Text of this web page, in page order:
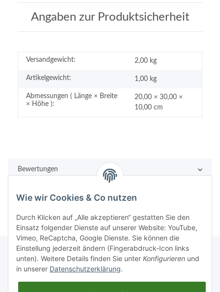
Angaben zur Produktsicherheit
Versandgewicht: 2,00 kg
Artikelgewicht: 1,00 kg
Abmessungen ( Länge × Breite
× Höhe ):
20,00 × 30,00 ×
10,00 cm
Bewertungen
Rechtliches
Wie wir Cookies & Co nutzen
Durch Klicken auf „Alle akzeptieren“ gestatten Sie den
Einsatz folgender Dienste auf unserer Website: YouTube,
Vimeo, ReCaptcha, Google Dienste. Sie können die
Einstellung jederzeit ändern (Fingerabdruck-Icon links
unten). Weitere Details finden Sie unter Konfigurieren und
in unserer Datenschutzerklärung.